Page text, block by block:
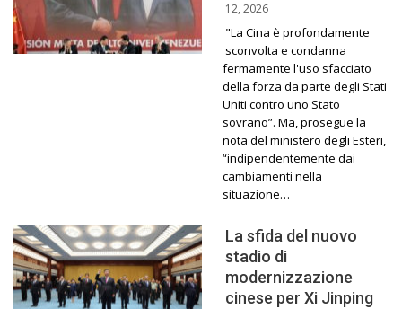
12, 2026
"La Cina è profondamente
sconvolta e condanna
fermamente l'uso sfacciato
della forza da parte degli Stati
Uniti contro uno Stato
sovrano”. Ma, prosegue la
nota del ministero degli Esteri,
“indipendentemente dai
cambiamenti nella
situazione…
La sfida del nuovo
stadio di
modernizzazione
cinese per Xi Jinping